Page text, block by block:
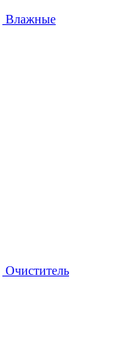
Влажные
Очиститель